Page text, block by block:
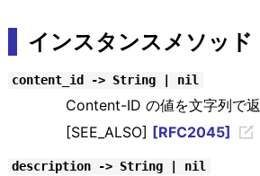
インスタンスメソッド
content_id -> String | nil
Content-ID の値を文字列で返
[SEE_ALSO] [RFC2045]
description -> String | nil